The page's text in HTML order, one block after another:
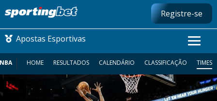
Registre-se
Apostas Esportivas
CONMEBOL LIBERTADORES
NBA HOME RESULTADOS CALENDÁRIO CLASSIFICAÇÃO TIMES